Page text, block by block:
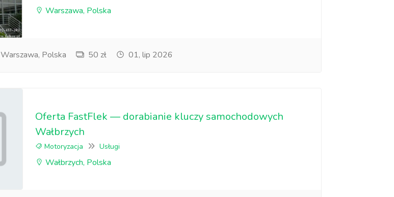
Warszawa, Polska
Warszawa, Polska 50 zł 01, lip 2026
Oferta FastFlek — dorabianie kluczy samochodowych
Wałbrzych
Motoryzacja Usługi
Wałbrzych, Polska